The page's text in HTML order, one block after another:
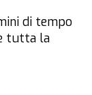
di tempo
tutta la